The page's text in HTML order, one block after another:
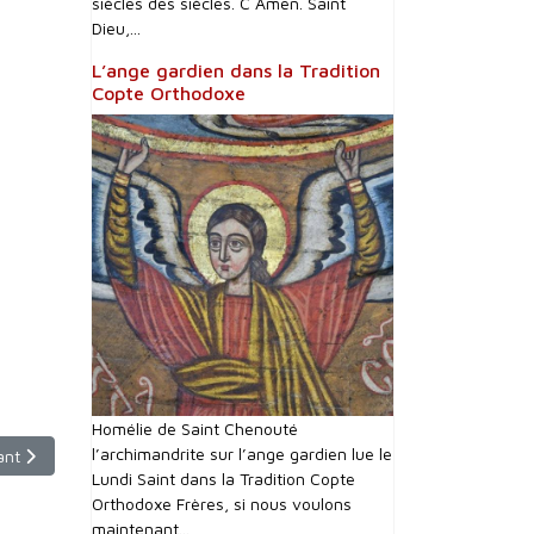
suivant : dimanche 3 mars 2024 - 9h30
Dieu,...
L’ange gardien dans la Tradition
Copte Orthodoxe
Homélie de Saint Chenouté
l’archimandrite sur l’ange gardien lue le
Lundi Saint dans la Tradition Copte
Orthodoxe Frères, si nous voulons
maintenant...